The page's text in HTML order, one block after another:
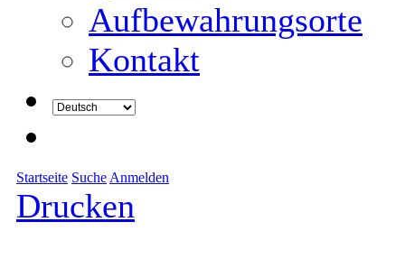
Aufbewahrungsorte
Kontakt
Startseite Suche Anmelden
Drucken